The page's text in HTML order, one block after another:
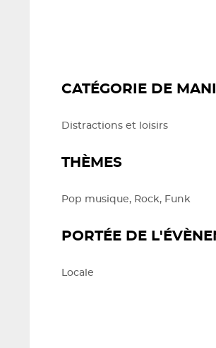
CATÉGORIE DE
Distractions et loisirs
THÈMES
Pop musique, Rock, Funk
PORTÉE DE
Locale